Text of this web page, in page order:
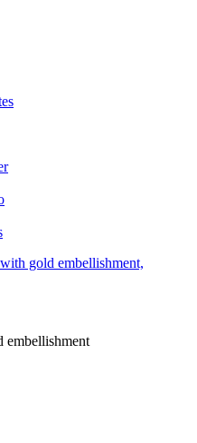
embellishment